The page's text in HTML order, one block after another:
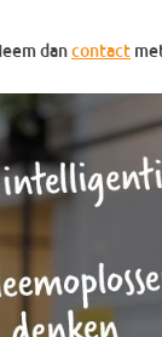
dancontact